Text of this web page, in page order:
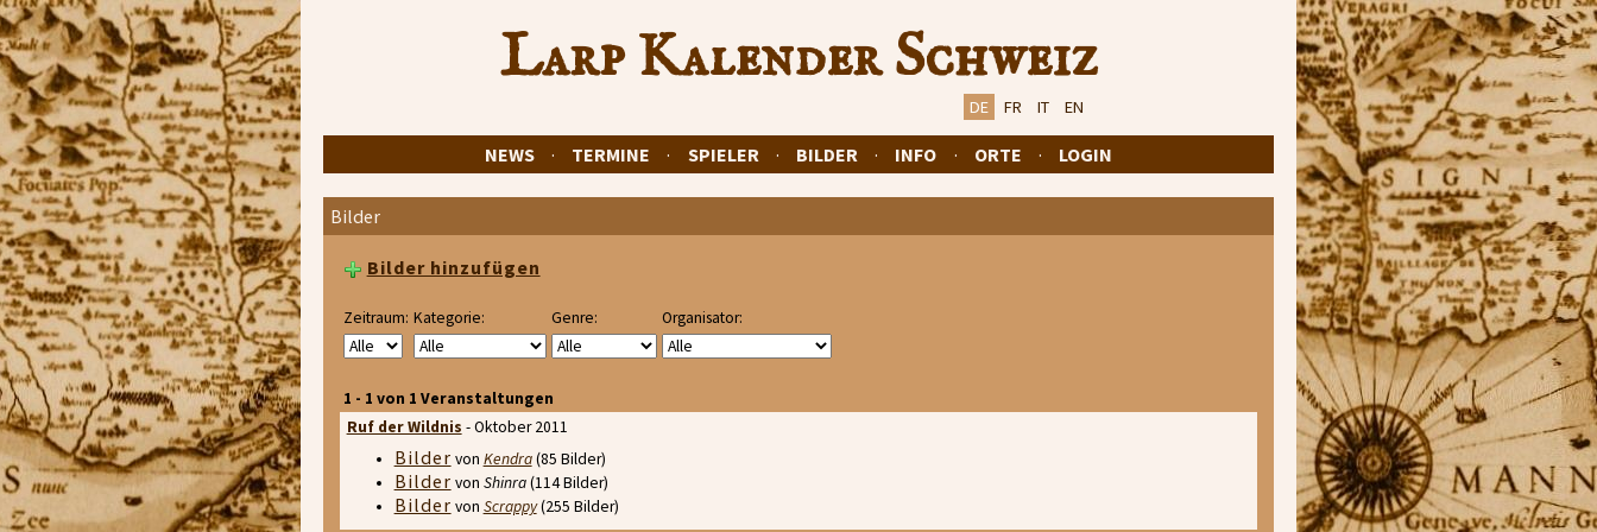
Larp Kalender Schweiz
DE FR IT EN
NEWS · TERMINE · SPIELER · BILDER · INFO · ORTE · LOGIN
Bilder
Bilder hinzufügen
Zeitraum: Kategorie: Genre: Organisator:
1 - 1 von 1 Veranstaltungen
Ruf der Wildnis - Oktober 2011
Bilder von Kendra(85 Bilder)
Bilder von Shinra(114 Bilder)
Bilder von Scrappy(255 Bilder)